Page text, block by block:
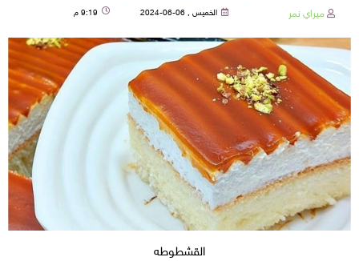
ميراي نمر الخميس , 06-06-2024 9:19 م
القشطوطه